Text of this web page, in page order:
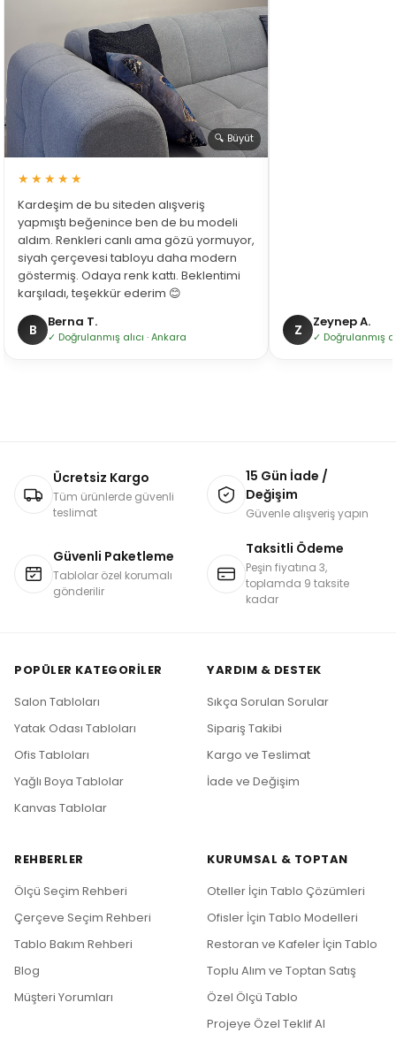
🔍 Büyüt
★★★★★
Kardeşim de bu siteden alışveriş
yapmıştı beğenince ben de bu modeli
aldım. Renkleri canlı ama gözü yormuyor,
siyah çerçevesi tabloyu daha modern
göstermiş. Odaya renk kattı. Beklentimi
karşıladı, teşekkür ederim 😊
B Berna T.
✓ Doğrulanmış alıcı · Ankara Z Zeynep A.
✓ Doğrulanmış
Ücretsiz Kargo
Tüm ürünlerde güvenli
teslimat
15 Gün İade /
Değişim
Güvenle alışveriş yapın
Güvenli Paketleme
Tablolar özel korumalı
gönderilir
Taksitli Ödeme
Peşin fiyatına 3,
toplamda 9 taksite
kadar
POPÜLER KATEGORILER
Salon Tabloları
Yatak Odası Tabloları
Ofis Tabloları
Yağlı Boya Tablolar
Kanvas Tablolar
YARDIM & DESTEK
Sıkça Sorulan Sorular
Sipariş Takibi
Kargo ve Teslimat
İade ve Değişim
REHBERLER
Ölçü Seçim Rehberi
Çerçeve Seçim Rehberi
Tablo Bakım Rehberi
Blog
Müşteri Yorumları
KURUMSAL & TOPTAN
Oteller İçin Tablo Çözümleri
Ofisler İçin Tablo Modelleri
Restoran ve Kafeler İçin Tablo
Toplu Alım ve Toptan Satış
Özel Ölçü Tablo
Projeye Özel Teklif Al